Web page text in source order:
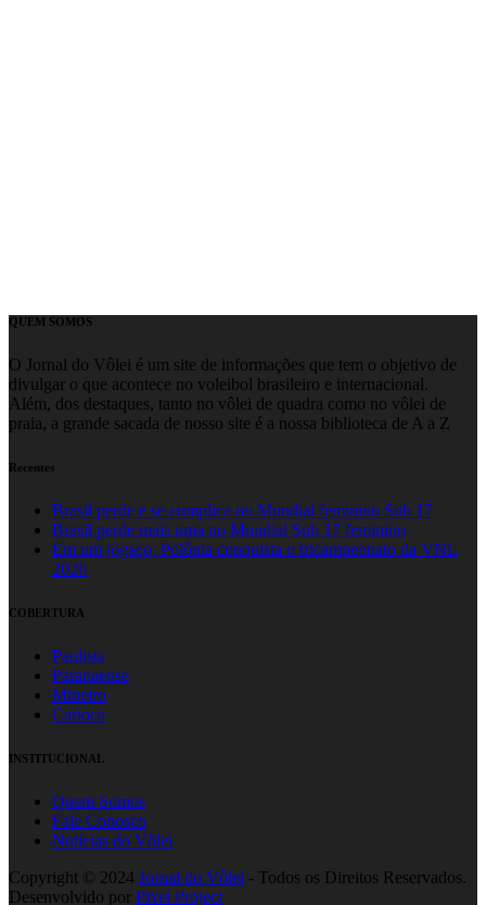
QUEM SOMOS
O Jornal do Vôlei é um site de informações que tem o objetivo de
divulgar o que acontece no voleibol brasileiro e internacional.
Além, dos destaques, tanto no vôlei de quadra como no vôlei de
praia, a grande sacada de nosso site é a nossa biblioteca de A a Z
Recentes
Brasil perde e se complica no Mundial feminino Sub 17
Brasil perde mais uma no Mundial Sub 17 feminino
Em um jogaço, Polônia conquista o tricampeonato da VNL
2026
COBERTURA
Paulista
Paranaense
Mineiro
Carioca
INSTITUCIONAL
Quem Somos
Fale Conosco
Notícias do Vôlei
Copyright © 2024 Jornal do Vôlei - Todos os Direitos Reservados.
Desenvolvido por Pixel Project